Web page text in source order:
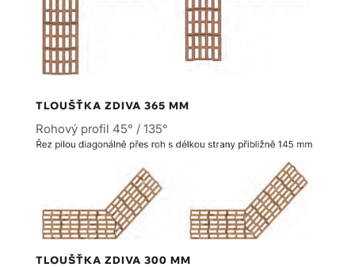
TLOUŠŤKA ZDIVA 365 MM
Rohový profil 45° / 135°
TLOUŠŤKA ZDIVA 300 MM